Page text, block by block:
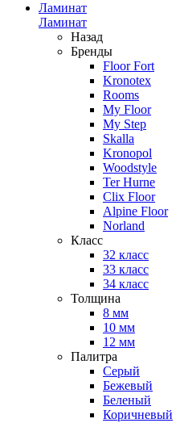
Ламинат
Ламинат
Назад
Бренды
Floor Fort
Kronotex
Rooms
My Floor
My Step
Skalla
Kronopol
Woodstyle
Ter Hurne
Clix Floor
Alpine Floor
Norland
Класс
32 класс
33 класс
34 класс
Толщина
8 мм
10 мм
12 мм
Палитра
Серый
Бежевый
Беленый
Коричневый